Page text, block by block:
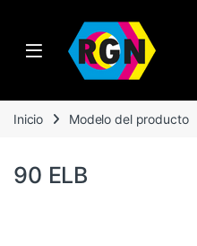
Open
Inicio Modelo del producto
90 ELB